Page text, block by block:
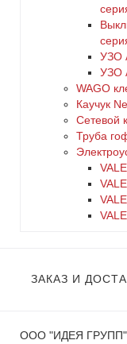
УЗО
УЗО
WAGO
Каучук
Сетевой
Труба
ЗАКАЗ И
ООО "ИДЕЯ ГРУПП"